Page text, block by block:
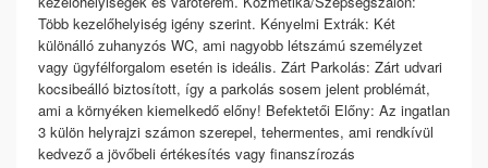
Több kezelőhelyiség igény szerint. Kényelmi Extrák: Két
különálló zuhanyzós WC, ami nagyobb létszámú személyzet
vagy ügyfélforgalom esetén is ideális. Zárt Parkolás: Zárt udvari
kocsibeálló biztosított, így a parkolás sosem jelent problémát,
ami a környéken kiemelkedő előny! Befektetői Előny: Az ingatlan
3 külön helyrajzi számon szerepel, tehermentes, ami rendkívül
kedvező a jövőbeli értékesítés vagy finanszírozás